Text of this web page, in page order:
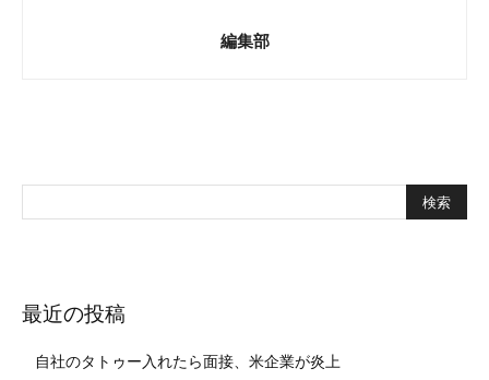
編集部
最近の投稿
自社のタトゥー入れたら面接、米企業が炎上